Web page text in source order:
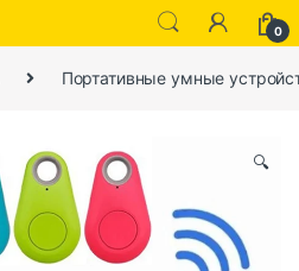
0
Портативные умные
🔍